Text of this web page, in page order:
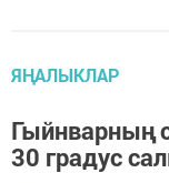
ЯҢАЛЫКЛАР
Гыйнварның
30 градус